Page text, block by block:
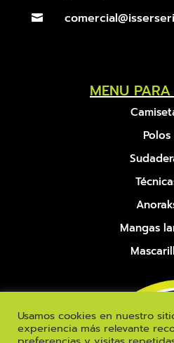

MENU
Polos
Mangas
Usamos cookies en nuestro
experiencia más relevante